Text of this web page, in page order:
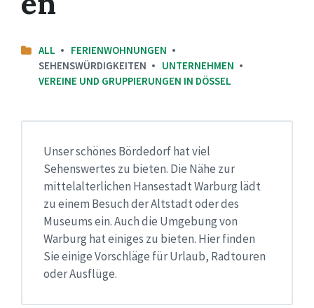
ALL
FERIENWOHNUNGEN
SEHENSWÜRDIGKEITEN
UNTERNEHMEN
VEREINE UND GRUPPIERUNGEN IN DÖSSEL
Unser schönes Bördedorf hat viel
Sehenswertes zu bieten. Die Nähe zur
mittelalterlichen Hansestadt Warburg lädt
zu einem Besuch der Altstadt oder des
Museums ein. Auch die Umgebung von
Warburg hat einiges zu bieten. Hier finden
Sie einige Vorschläge für Urlaub, Radtouren
oder Ausflüge.